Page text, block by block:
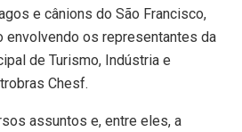
e cânions do São Francisco,
envolvendo os representantes da
de Turismo, Indústria e
Chesf.
assuntos e, entre eles, a